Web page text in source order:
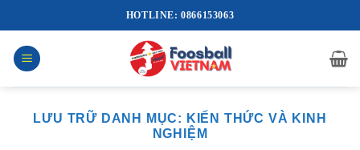
qua
nội
dung
HOTLINE: 0866153063
LƯU TRỮ DANH MỤC: KIẾN THỨC VÀ KINH
NGHIỆM